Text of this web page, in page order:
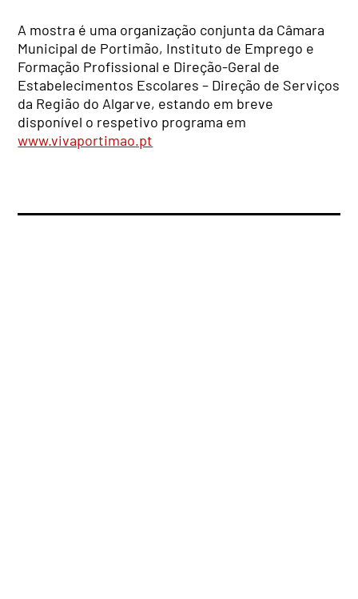
A mostra é uma organização conjunta da Câmara
Municipal de Portimão, Instituto de Emprego e
Formação Profissional e Direção-Geral de
Estabelecimentos Escolares – Direção de Serviços
da Região do Algarve, estando em breve
disponível o respetivo programa em
www.vivaportimao.pt